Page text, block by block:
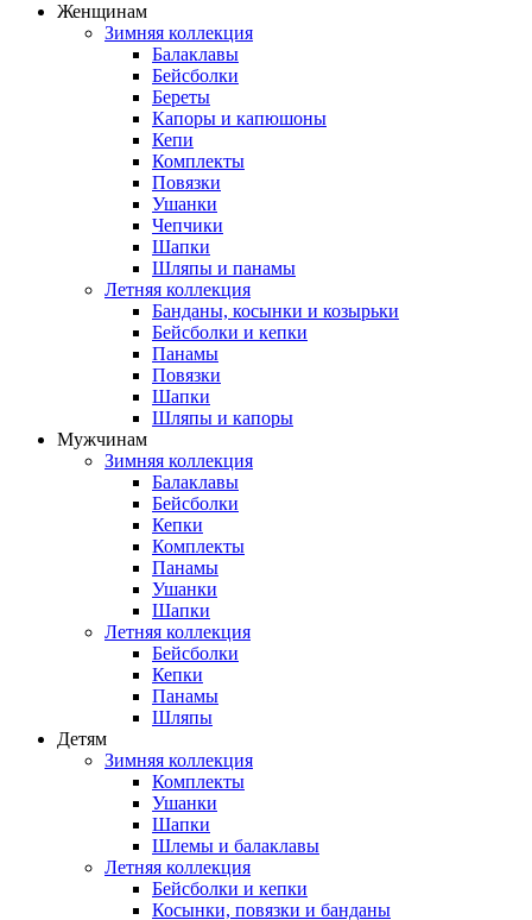
Женщинам
Зимняя коллекция
Балаклавы
Бейсболки
Береты
Капоры и капюшоны
Кепи
Комплекты
Повязки
Ушанки
Чепчики
Шапки
Шляпы и панамы
Летняя коллекция
Банданы, косынки и козырьки
Бейсболки и кепки
Панамы
Повязки
Шапки
Шляпы и капоры
Мужчинам
Зимняя коллекция
Балаклавы
Бейсболки
Кепки
Комплекты
Панамы
Ушанки
Шапки
Летняя коллекция
Бейсболки
Кепки
Панамы
Шляпы
Детям
Зимняя коллекция
Комплекты
Ушанки
Шапки
Шлемы и балаклавы
Летняя коллекция
Бейсболки и кепки
Косынки, повязки и банданы